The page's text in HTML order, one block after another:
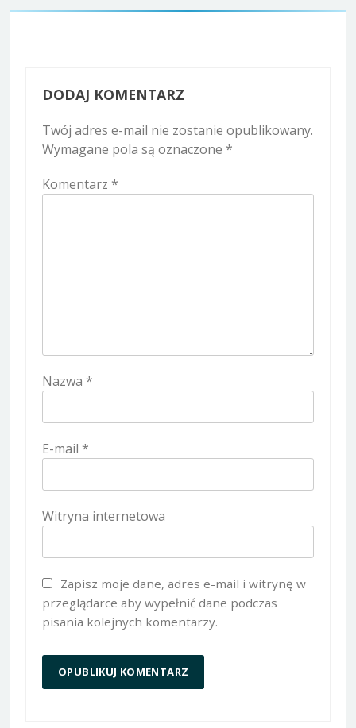
DODAJ KOMENTARZ
Twój adres e-mail nie zostanie opublikowany.
Wymagane pola są oznaczone *
Komentarz *
Nazwa *
E-mail *
Witryna internetowa
Zapisz moje dane, adres e-mail i witrynę w
przeglądarce aby wypełnić dane podczas
pisania kolejnych komentarzy.